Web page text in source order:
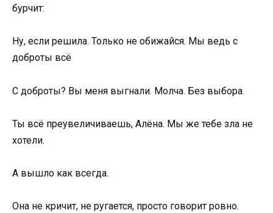
бурчит:
Ну, если решила. Только не обижайся. Мы ведь с
доброты всё
С доброты? Вы меня выгнали. Молча. Без выбора.
Ты всё преувеличиваешь, Алёна. Мы же тебе зла не
хотели.
А вышло как всегда.
Она не кричит, не ругается, просто говорит ровно.